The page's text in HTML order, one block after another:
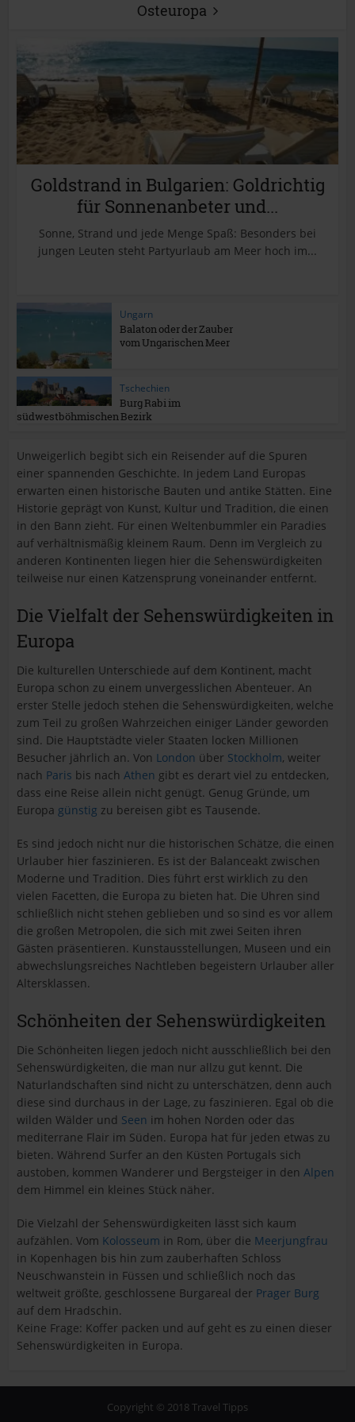
Osteuropa
Goldstrand in Bulgarien: Goldrichtig
für Sonnenanbeter und...
Sonne, Strand und jede Menge Spaß: Besonders bei
jungen Leuten steht Partyurlaub am Meer hoch im...
Ungarn
Balaton oder der Zauber
vom Ungarischen Meer
Tschechien
Burg Rabi im
südwestböhmischen Bezirk
Unweigerlich begibt sich ein Reisender auf die Spuren
einer spannenden Geschichte. In jedem Land Europas
erwarten einen historische Bauten und antike Stätten. Eine
Historie geprägt von Kunst, Kultur und Tradition, die einen
in den Bann zieht. Für einen Weltenbummler ein Paradies
auf verhältnismäßig kleinem Raum. Denn im Vergleich zu
anderen Kontinenten liegen hier die Sehenswürdigkeiten
teilweise nur einen Katzensprung voneinander entfernt.
Die Vielfalt der Sehenswürdigkeiten in
Europa
Die kulturellen Unterschiede auf dem Kontinent, macht
Europa schon zu einem unvergesslichen Abenteuer. An
erster Stelle jedoch stehen die Sehenswürdigkeiten, welche
zum Teil zu großen Wahrzeichen einiger Länder geworden
sind. Die Hauptstädte vieler Staaten locken Millionen
Besucher jährlich an. Von London über Stockholm, weiter
nach Paris bis nach Athen gibt es derart viel zu entdecken,
dass eine Reise allein nicht genügt. Genug Gründe, um
Europa günstig zu bereisen gibt es Tausende.
Es sind jedoch nicht nur die historischen Schätze, die einen
Urlauber hier faszinieren. Es ist der Balanceakt zwischen
Moderne und Tradition. Dies führt erst wirklich zu den
vielen Facetten, die Europa zu bieten hat. Die Uhren sind
schließlich nicht stehen geblieben und so sind es vor allem
die großen Metropolen, die sich mit zwei Seiten ihren
Gästen präsentieren. Kunstausstellungen, Museen und ein
abwechslungsreiches Nachtleben begeistern Urlauber aller
Altersklassen.
Schönheiten der Sehenswürdigkeiten
Die Schönheiten liegen jedoch nicht ausschließlich bei den
Sehenswürdigkeiten, die man nur allzu gut kennt. Die
Naturlandschaften sind nicht zu unterschätzen, denn auch
diese sind durchaus in der Lage, zu faszinieren. Egal ob die
wilden Wälder und Seen im hohen Norden oder das
mediterrane Flair im Süden. Europa hat für jeden etwas zu
bieten. Während Surfer an den Küsten Portugals sich
austoben, kommen Wanderer und Bergsteiger in den Alpen
dem Himmel ein kleines Stück näher.
Die Vielzahl der Sehenswürdigkeiten lässt sich kaum
aufzählen. Vom Kolosseum in Rom, über die Meerjungfrau
in Kopenhagen bis hin zum zauberhaften Schloss
Neuschwanstein in Füssen und schließlich noch das
weltweit größte, geschlossene Burgareal der Prager Burg
auf dem Hradschin.
Keine Frage: Koffer packen und auf geht es zu einen dieser
Sehenswürdigkeiten in Europa.
Copyright © 2018 Travel Tipps